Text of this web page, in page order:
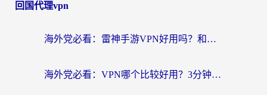
回国代理vpn
海外党必看：雷神手游VPN好用吗？和天速回国VPN对比哪个回国效果更好？附实用加速器选择指南
海外党必看：VPN哪个比较好用？3分钟找到适合你的回国加速方案